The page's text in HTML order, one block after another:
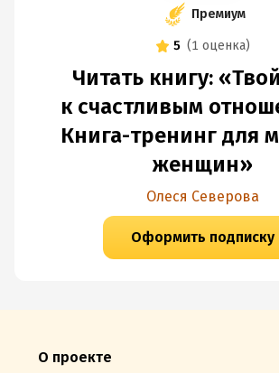
Премиум
5 (1 оценка)
Читать книгу:
к счастливым
Книга-тренинг для
женщин»
Олеся Северова
Оформить подписку
О проекте